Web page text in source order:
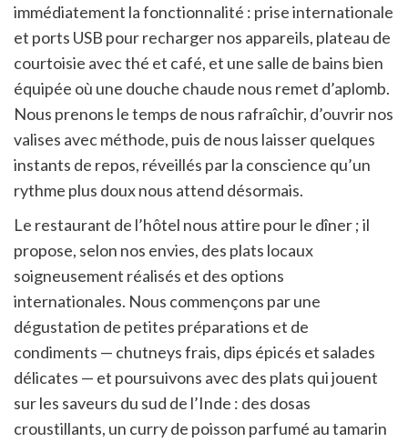
immédiatement la fonctionnalité : prise internationale
et ports USB pour recharger nos appareils, plateau de
courtoisie avec thé et café, et une salle de bains bien
équipée où une douche chaude nous remet d’aplomb.
Nous prenons le temps de nous rafraîchir, d’ouvrir nos
valises avec méthode, puis de nous laisser quelques
instants de repos, réveillés par la conscience qu’un
rythme plus doux nous attend désormais.
Le restaurant de l’hôtel nous attire pour le dîner ; il
propose, selon nos envies, des plats locaux
soigneusement réalisés et des options
internationales. Nous commençons par une
dégustation de petites préparations et de
condiments — chutneys frais, dips épicés et salades
délicates — et poursuivons avec des plats qui jouent
sur les saveurs du sud de l’Inde : des dosas
croustillants, un curry de poisson parfumé au tamarin